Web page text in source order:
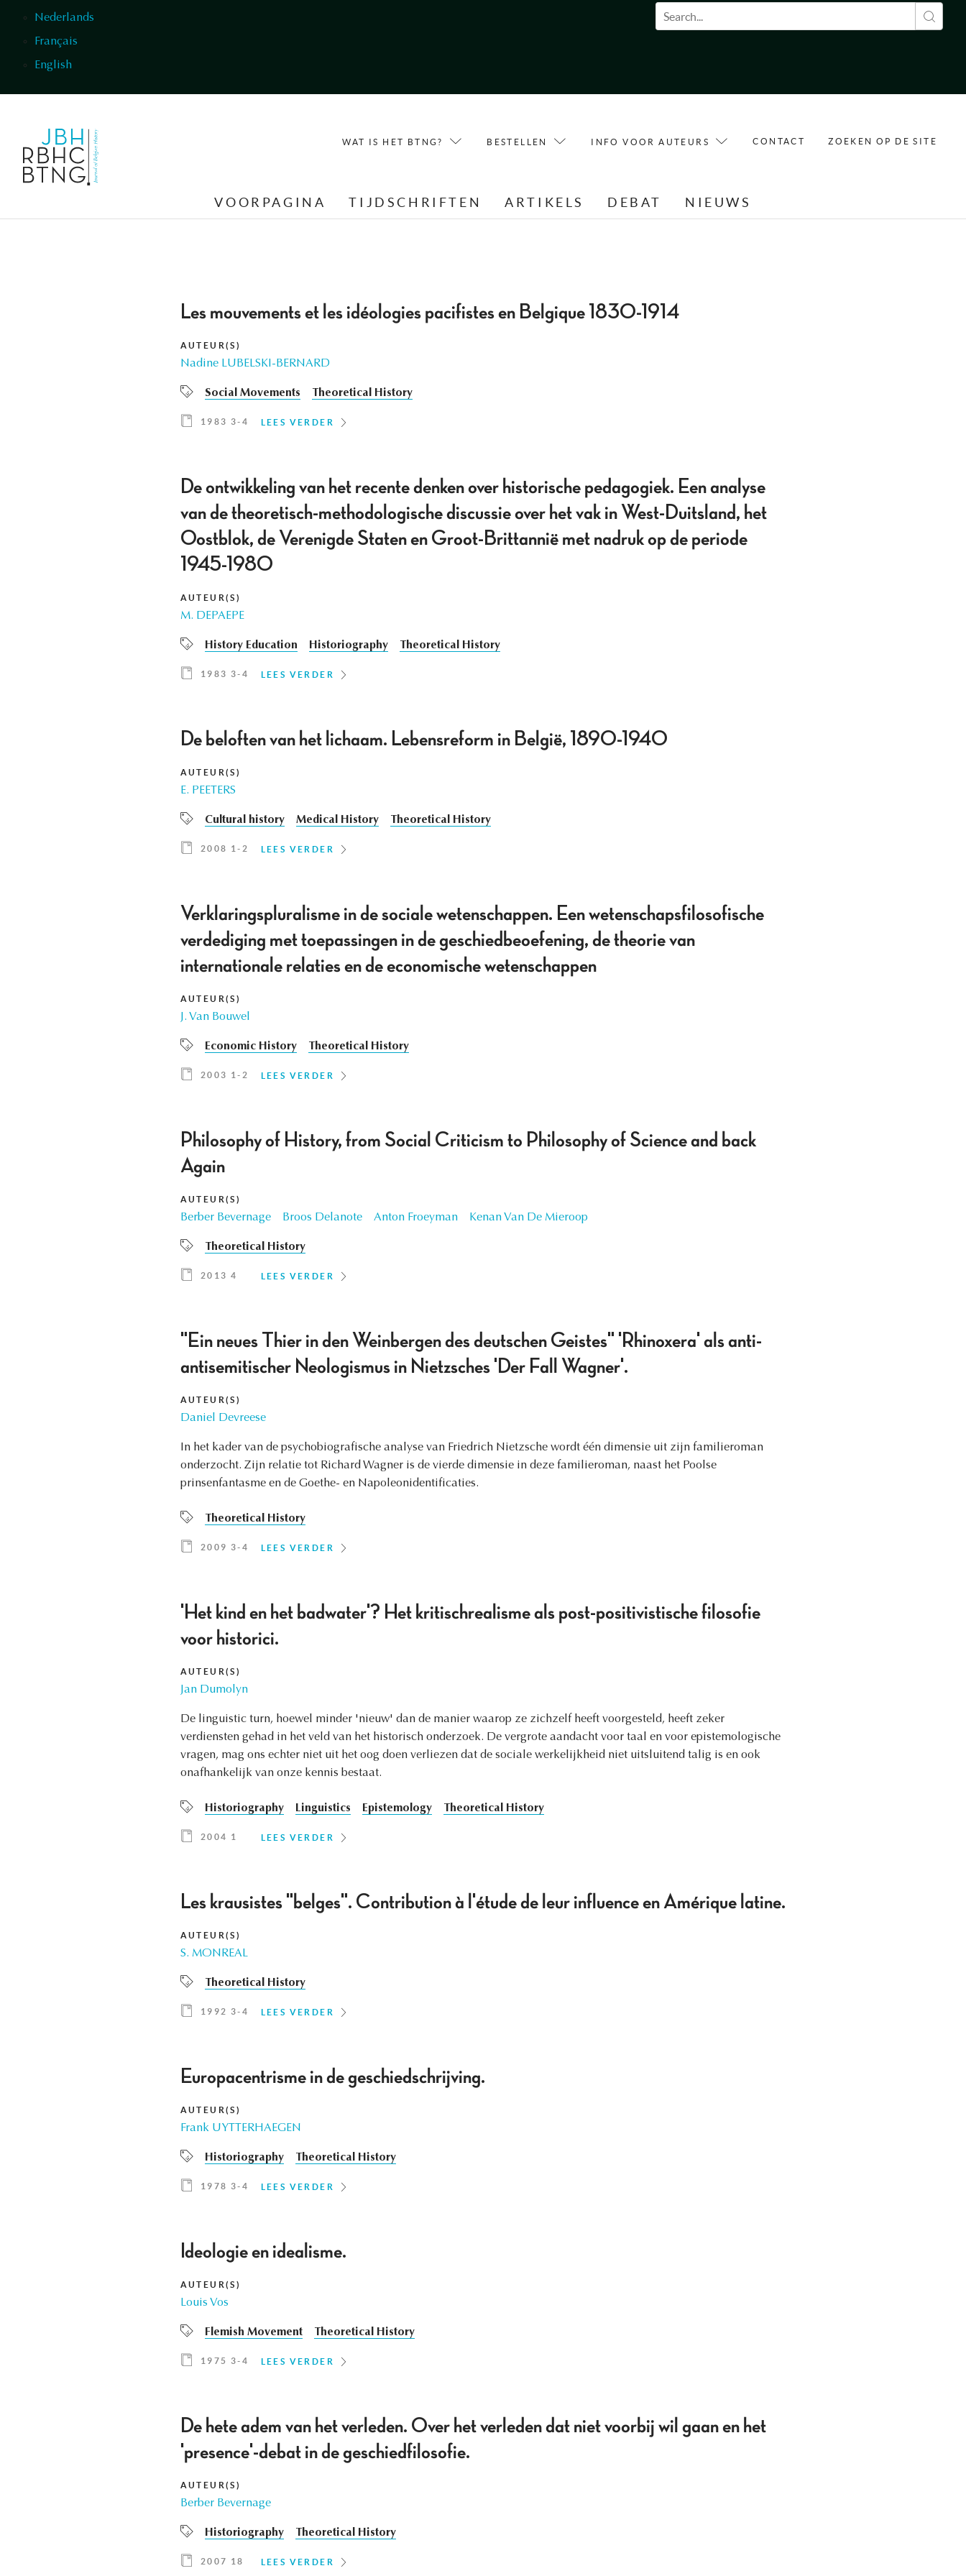
Nederlands
Français
English
Zoekveld
WAT IS HET BTNG? BESTELLEN INFO VOOR AUTEURS CONTACT ZOEKEN OP DE SITE
VOORPAGINA TIJDSCHRIFTEN ARTIKELS DEBAT NIEUWS
Les mouvements et les idéologies pacifistes en Belgique 1830-1914
AUTEUR(S)
Nadine LUBELSKI-BERNARD
Social Movements Theoretical History
1983 3-4 LEES VERDER
De ontwikkeling van het recente denken over historische pedagogiek. Een analyse
van de theoretisch-methodologische discussie over het vak in West-Duitsland, het
Oostblok, de Verenigde Staten en Groot-Brittannië met nadruk op de periode
1945-1980
AUTEUR(S)
M. DEPAEPE
History Education Historiography Theoretical History
1983 3-4 LEES VERDER
De beloften van het lichaam. Lebensreform in België, 1890-1940
AUTEUR(S)
E. PEETERS
Cultural history Medical History Theoretical History
2008 1-2 LEES VERDER
Verklaringspluralisme in de sociale wetenschappen. Een wetenschapsfilosofische
verdediging met toepassingen in de geschiedbeoefening, de theorie van
internationale relaties en de economische wetenschappen
AUTEUR(S)
J. Van Bouwel
Economic History Theoretical History
2003 1-2 LEES VERDER
Philosophy of History, from Social Criticism to Philosophy of Science and back
Again
AUTEUR(S)
Berber Bevernage Broos Delanote Anton Froeyman Kenan Van De Mieroop
Theoretical History
2013 4 LEES VERDER
"Ein neues Thier in den Weinbergen des deutschen Geistes" 'Rhinoxera' als anti-
antisemitischer Neologismus in Nietzsches 'Der Fall Wagner'.
AUTEUR(S)
Daniel Devreese
In het kader van de psychobiografische analyse van Friedrich Nietzsche wordt één dimensie uit zijn familieroman
onderzocht. Zijn relatie tot Richard Wagner is de vierde dimensie in deze familieroman, naast het Poolse
prinsenfantasme en de Goethe- en Napoleonidentificaties.
Theoretical History
2009 3-4 LEES VERDER
'Het kind en het badwater'? Het kritischrealisme als post-positivistische filosofie
voor historici.
AUTEUR(S)
Jan Dumolyn
De linguistic turn, hoewel minder 'nieuw' dan de manier waarop ze zichzelf heeft voorgesteld, heeft zeker
verdiensten gehad in het veld van het historisch onderzoek. De vergrote aandacht voor taal en voor epistemologische
vragen, mag ons echter niet uit het oog doen verliezen dat de sociale werkelijkheid niet uitsluitend talig is en ook
onafhankelijk van onze kennis bestaat.
Historiography Linguistics Epistemology Theoretical History
2004 1 LEES VERDER
Les krausistes "belges". Contribution à l'étude de leur influence en Amérique latine.
AUTEUR(S)
S. MONREAL
Theoretical History
1992 3-4 LEES VERDER
Europacentrisme in de geschiedschrijving.
AUTEUR(S)
Frank UYTTERHAEGEN
Historiography Theoretical History
1978 3-4 LEES VERDER
Ideologie en idealisme.
AUTEUR(S)
Louis Vos
Flemish Movement Theoretical History
1975 3-4 LEES VERDER
De hete adem van het verleden. Over het verleden dat niet voorbij wil gaan en het
'presence'-debat in de geschiedfilosofie.
AUTEUR(S)
Berber Bevernage
Historiography Theoretical History
2007 18 LEES VERDER